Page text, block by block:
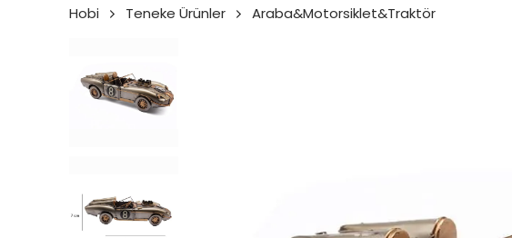
Hobi Teneke Ürünler Araba&Motorsiklet&Traktör